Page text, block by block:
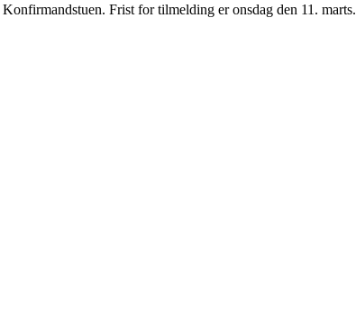
Frist for tilmelding er onsdag den 11. marts.